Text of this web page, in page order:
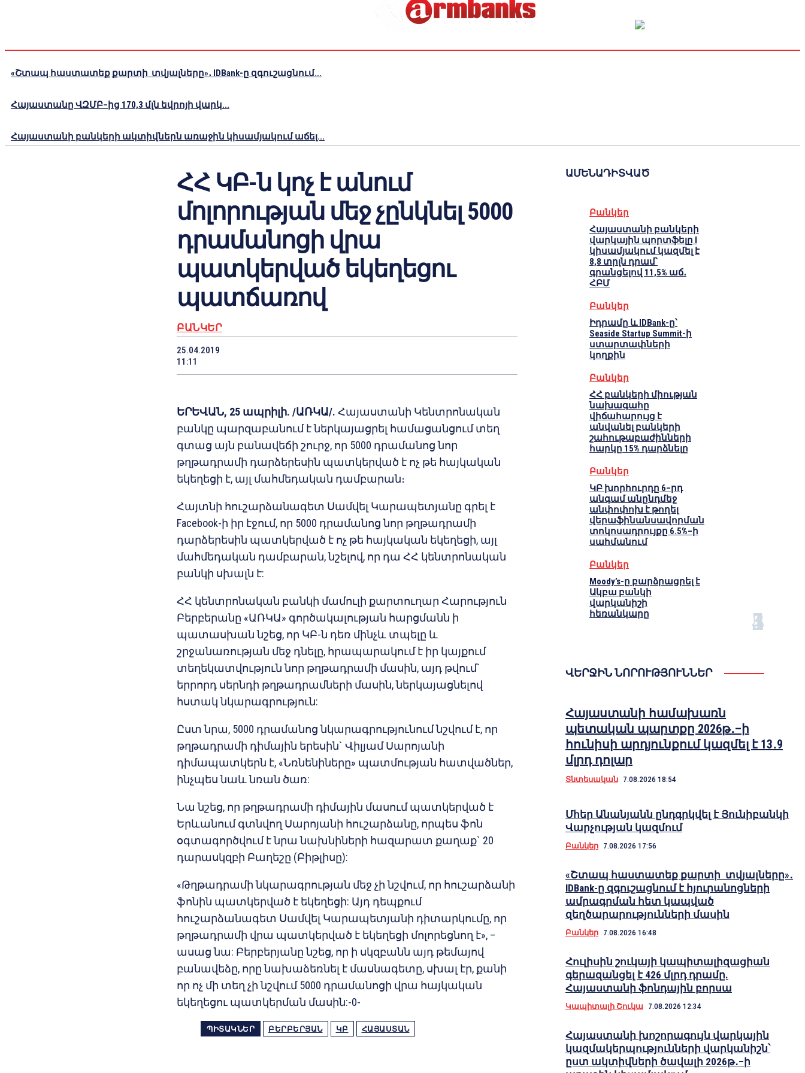
«Շտապ հաստատեք քարտի տվյալները»․ IDBank-ը զգուշացնում...
Հայաստանը ՎԶՄԲ–ից 170,3 մլն եվրոյի վարկ...
Հայաստանի բանկերի ակտիվներն առաջին կիսամյակում աճել...
ՀՀ ԿԲ-ն կոչ է անում
մոլորության մեջ չընկնել 5000
դրամանոցի վրա
պատկերված եկեղեցու
պատճառով
ԲԱՆԿԵՐ
25.04.2019
11:11
ԵՐԵՎԱՆ, 25 ապրիլի. /ԱՌԿԱ/. Հայաստանի Կենտրոնական
բանկը պարզաբանում է ներկայացրել համացանցում տեղ
գտաց այն բանավեճի շուրջ, որ 5000 դրամանոց նոր
թղթադրամի դարձերեսին պատկերված է ոչ թե հայկական
եկեղեցի է, այլ մահմեդական դամբարան։
Հայտնի հուշարձանագետ Սամվել Կարապետյանը գրել է
Facebook-ի իր էջում, որ 5000 դրամանոց նոր թղթադրամի
դարձերեսին պատկերված է ոչ թե հայկական եկեղեցի, այլ
մահմեդական դամբարան, նշելով, որ դա ՀՀ կենտրոնական
բանկի սխալն է:
ՀՀ կենտրոնական բանկի մամուլի քարտուղար Հարություն
Բերբերանը «ԱՌԿԱ» գործակալության հարցմանն ի
պատասխան նշեց, որ ԿԲ-ն դեռ մինչև տպելը և
շրջանառության մեջ դնելը, հրապարակում է իր կայքում
տեղեկատվություն նոր թղթադրամի մասին, այդ թվում`
երրորդ սերնդի թղթադրամների մասին, ներկայացնելով
հստակ նկարագրություն:
Ըստ նրա, 5000 դրամանոց նկարագրությունում նշվում է, որ
թղթադրամի դիմային երեսին` Վիլյամ Սարոյանի
դիմապատկերն է, «Նռնենիները» պատմության հատվածներ,
ինչպես նաև նռան ծառ:
Նա նշեց, որ թղթադրամի դիմային մասում պատկերված է
Երևանում գտնվող Սարոյանի հուշարձանը, որպես ֆոն
օգտագործվում է նրա նախնիների հազարատ քաղաք` 20
դարասկզբի Բաղեշը (Բիթլիսը):
«Թղթադրամի նկարագրության մեջ չի նշվում, որ հուշարձանի
ֆոնին պատկերված է եկեղեցի: Այդ դեպքում
հուշարձանագետ Սամվել Կարապետյանի դիտարկումը, որ
թղթադրամի վրա պատկերված է եկեղեցի մոլորեցնող է», –
ասաց նա: Բերբերյանը նշեց, որ ի սկզբանն այդ թեմայով
բանավեձը, որը նախաձեռնել է մասնագետը, սխալ էր, քանի
որ ոչ մի տեղ չի նշվում 5000 դրամանոցի վրա հայկական
եկեղեցու պատկերման մասին:-0-
ՊԻՏԱԿՆԵՐ ԲԵՐԲԵՐՅԱՆ ԿԲ ՀԱՅԱՍՏԱՆ
ԱՄԵՆԱԴԻՏՎԱԾ
Բանկեր
Հայաստանի բանկերի
վարկային պորտֆելը I
կիսամյակում կազմել է
8,8 տրլն դրամ՝
գրանցելով 11,5% աճ․
ՀԲՄ
Բանկեր
Իդրամը և IDBank-ը՝
Seaside Startup Summit-ի
ստարտափների
կողքին
Բանկեր
ՀՀ բանկերի միության
նախագահը
վիճահարույց է
անվանել բանկերի
շահութաբաժինների
հարկը 15% դարձնելը
Բանկեր
ԿԲ խորհուրդը 6–րդ
անգամ անընդմեջ
անփոփոխ է թողել
վերաֆինանսավորման
տոկոսադրույքը 6.5%–ի
սահմանում
Բանկեր
Moody’s-ը բարձրացրել է
Ակբա բանկի
վարկանիշի
հեռանկարը
ՎԵՐՋԻՆ ՆՈՐՈՒԹՅՈՒՆՆԵՐ
Հայաստանի համախառն
պետական պարտքը 2026թ․–ի
հունիսի արդյունքում կազմել է 13․9
մլրդ դոլար
Տնտեսական 7.08.2026 18:54
Մհեր Անանյանն ընդգրկվել է Յունիբանկի
Վարչության կազմում
Բանկեր 7.08.2026 17:56
«Շտապ հաստատեք քարտի տվյալները»․
IDBank-ը զգուշացնում է հյուրանոցների
ամրագրման հետ կապված
զեղծարարությունների մասին
Բանկեր 7.08.2026 16:48
Հուլիսին շուկայի կապիտալիզացիան
գերազանցել է 426 մլրդ դրամը.
Հայաստանի ֆոնդային բորսա
Կապիտալի Շուկա 7.08.2026 12:34
Հայաստանի խոշորագույն վարկային
կազմակերպությունների վարկանիշն՝
ըստ ակտիվների ծավալի 2026թ․–ի